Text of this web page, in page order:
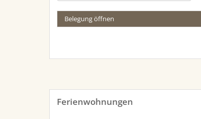
Belegung öffnen
Ferienwohnungen